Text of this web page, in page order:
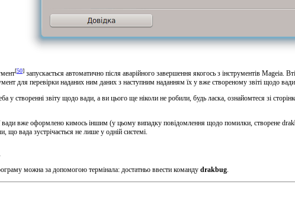
[50] запускається автоматично після аварійного завершення якогось з інструментів
для перевірки наданих ним даних з наступним наданням їх у вже створеному звіті щодо вади.
у створенні звіту щодо вади, а ви цього ще ніколи не робили, будь ласка, ознайомтеся зі
вади вже оформлено кимось іншим (у цьому випадку повідомлення щодо помилки, створене
що вада зустрічається не лише у одній системі.
можна за допомогою термінала: достатньо ввести команду drakbug